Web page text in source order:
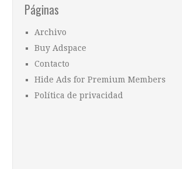
Páginas
Archivo
Buy Adspace
Contacto
Hide Ads for Premium Members
Política de privacidad